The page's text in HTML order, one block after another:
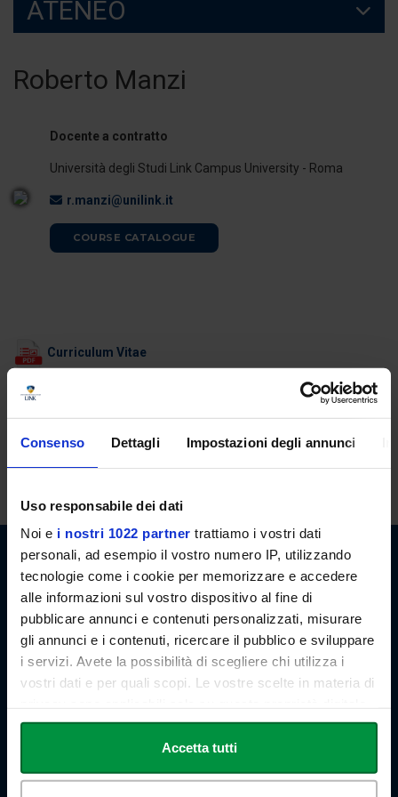
Consenso Dettagli Impostazioni degli annunci
Uso responsabile dei dati
Noi e i nostri 1022 partner trattiamo i vostri dati
personali, ad esempio il vostro numero IP, utilizzando
tecnologie come i cookie per memorizzare e accedere
alle informazioni sul vostro dispositivo al fine di
pubblicare annunci e contenuti personalizzati, misurare
gli annunci e i contenuti, ricercare il pubblico e sviluppare
i servizi. Avete la possibilità di scegliere chi utilizza i
vostri dati e per quali scopi. Le vostre scelte in materia di
in cui avete effettuato le vostre scelte. È possibile
modificare o revocare il proprio consenso in qualsiasi
momento dalla Dichiarazione sui cookie o facendo clic
Accetta tutti
ATENEO
Roberto Manzi
Docente a contratto
Università degli Studi Link Campus University - Roma
r.manzi@unilink.it
COURSE CATALOGUE
Curriculum Vitae
lezioni. E' possibile, in ogni caso, concordare appuntamenti previo
invio di email.
Link Campus University
Via del Casale di San Pio V, 44
00165 Roma - Italia
Email Orientamento:orientamento@unilink.it